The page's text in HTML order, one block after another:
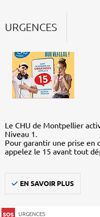
URGENCES
Le CHU de Montpellier
Niveau 1.
Pour garantir une prise en
appelez le 15 avant tout
EN SAVOIR PLUS
URGENCES